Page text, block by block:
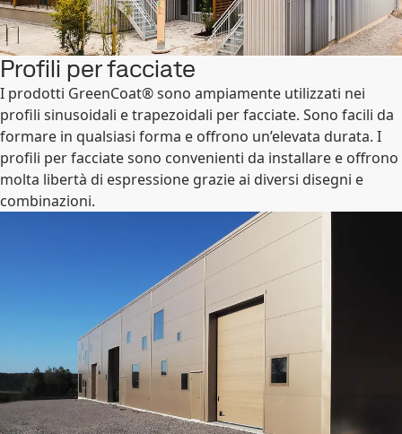
Profili per facciate
I prodotti GreenCoat® sono ampiamente utilizzati nei
profili sinusoidali e trapezoidali per facciate. Sono facili da
formare in qualsiasi forma e offrono un’elevata durata. I
profili per facciate sono convenienti da installare e offrono
molta libertà di espressione grazie ai diversi disegni e
combinazioni.